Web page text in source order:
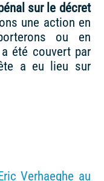
sur le décret
une action en
ou en
été couvert par
a eu lieu sur
Verhaeghe au